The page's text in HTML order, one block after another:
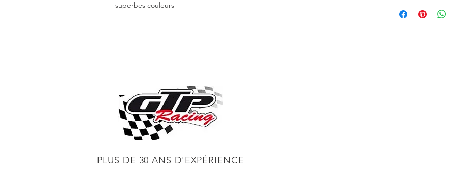
superbes couleurs
pour protéger les
des températures
résiste à la rouille
AÉROSOL, 8OZ,
PLUS DE 30 ANS D'EXPÉRIENCE